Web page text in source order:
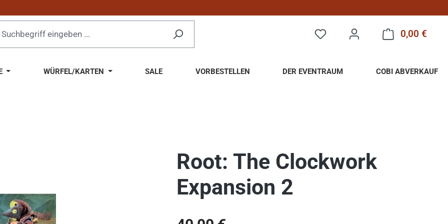
0,00 €
WÜRFEL/KARTEN SALE VORBESTELLEN DER EVENTRAUM COBI ABVERKAUF
Root: The Clockwork
Expansion 2
Regulärer Preis: